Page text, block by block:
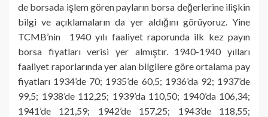
de borsada işlem gören payların borsa değerlerine ilişkin
bilgi ve açıklamaların da yer aldığını görüyoruz. Yine
TCMB’nin 1940 yılı faaliyet raporunda ilk kez payın
borsa fiyatları verisi yer almıştır. 1940-1940 yılları
faaliyet raporlarında yer alan bilgilere göre ortalama pay
fiyatları 1934’de 70; 1935’de 60,5; 1936’da 92; 1937’de
99,5; 1938’de 112,25; 1939’da 110,50; 1940’da 106,34;
1941’de 121,59; 1942’de 157,25; 1943’de 118,55;